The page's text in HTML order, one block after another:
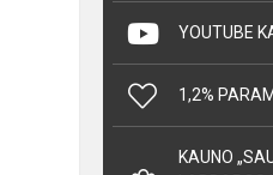
YOUTUBE
1,2%
KAUNO